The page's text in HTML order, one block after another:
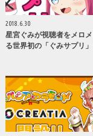
2018.6.30
星宮ぐみが視聴者をメロ
る世界初の「ぐみサプリ